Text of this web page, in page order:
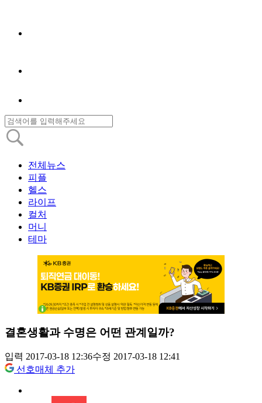
전체뉴스
피플
헬스
라이프
컬처
머니
테마
결혼생활과 수명은 어떤 관계일까?
입력 2017-03-18 12:36수정 2017-03-18 12:41
선호매체 추가